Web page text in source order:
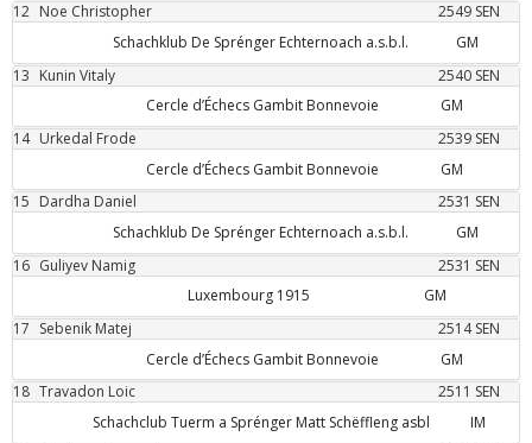
12 Noe Christopher 2549 SEN
Schachklub De Sprénger Echternoach a.s.b.l.
GM
13 Kunin Vitaly 2540 SEN
Cercle d’Échecs Gambit Bonnevoie
GM
14 Urkedal Frode 2539 SEN
Cercle d’Échecs Gambit Bonnevoie
GM
15 Dardha Daniel 2531 SEN
Schachklub De Sprénger Echternoach a.s.b.l.
GM
16 Guliyev Namig 2531 SEN
Luxembourg 1915
GM
17 Sebenik Matej 2514 SEN
Cercle d’Échecs Gambit Bonnevoie
GM
18 Travadon Loic 2511 SEN
Schachclub Tuerm a Sprénger Matt Schëffleng asbl
IM